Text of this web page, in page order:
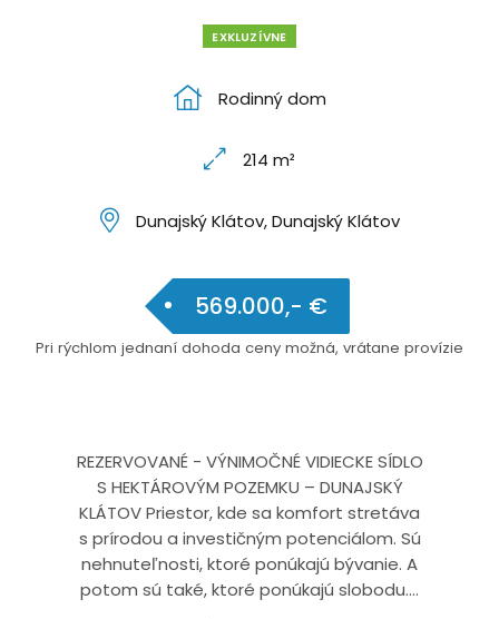
EXKLUZÍVNE
Rodinný dom
214 m²
Dunajský Klátov, Dunajský Klátov
569.000,- €
Pri rýchlom jednaní dohoda ceny možná, vrátane provízie
REZERVOVANÉ - VÝNIMOČNÉ VIDIECKE SÍDLO
S HEKTÁROVÝM POZEMKU – DUNAJSKÝ
KLÁTOV Priestor, kde sa komfort stretáva
s prírodou a investičným potenciálom. Sú
nehnuteľnosti, ktoré ponúkajú bývanie. A
potom sú také, ktoré ponúkajú slobodu....